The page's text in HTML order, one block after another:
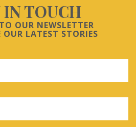
IN TOUCH
OUR NEWSLETTER
OUR LATEST STORIES